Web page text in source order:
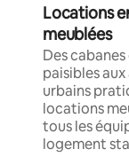
Locations
meublées
Des
paisibles
urbains
locations
tous les
logement